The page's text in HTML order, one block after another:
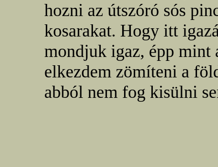
hozni az útszóró sós
kosarakat. Hogy itt
mondjuk igaz, épp mint
elkezdem zömíteni a
abból nem fog kisülni